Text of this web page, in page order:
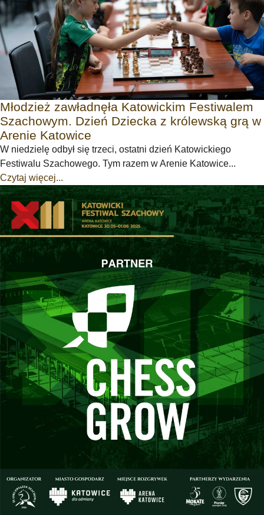
Młodzież zawładnęła Katowickim Festiwalem
Szachowym. Dzień Dziecka z królewską grą w
Arenie Katowice
W niedzielę odbył się trzeci, ostatni dzień Katowickiego
Festiwalu Szachowego. Tym razem w Arenie Katowice...
Czytaj więcej...